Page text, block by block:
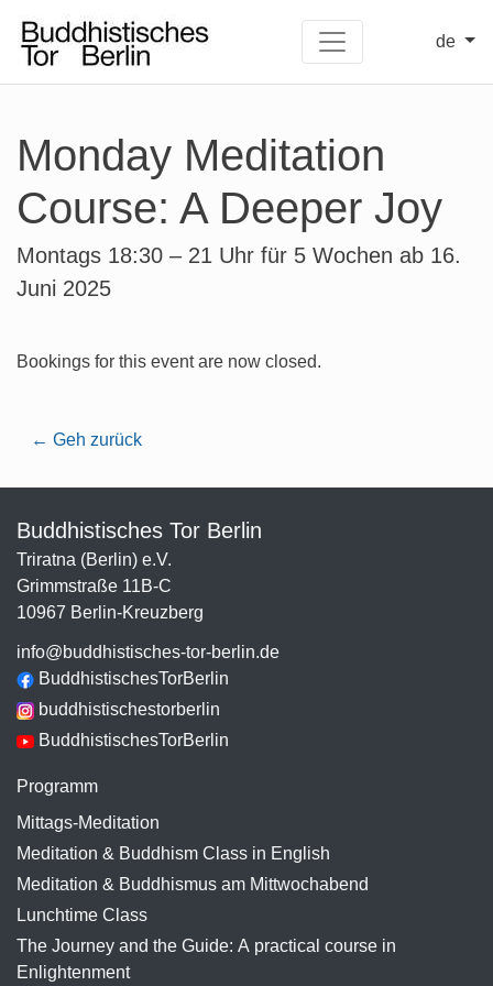
de
Monday Meditation
Course: A Deeper Joy
Montags 18:30 – 21 Uhr für 5 Wochen ab 16.
Juni 2025
Bookings for this event are now closed.
← Geh zurück
Buddhistisches Tor Berlin
Triratna (Berlin) e.V.
Grimmstraße 11B-C
10967 Berlin-Kreuzberg
info@buddhistisches-tor-berlin.de
BuddhistischesTorBerlin
buddhistischestorberlin
BuddhistischesTorBerlin
Programm
Mittags-Meditation
Meditation & Buddhism Class in English
Meditation & Buddhismus am Mittwochabend
Lunchtime Class
The Journey and the Guide: A practical course in
Enlightenment